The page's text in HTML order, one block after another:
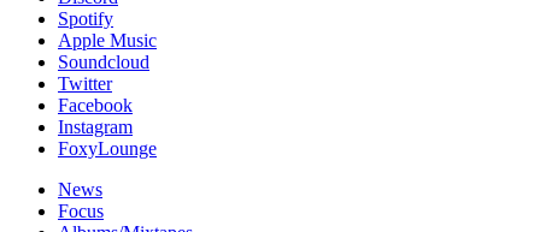
Spotify
Apple Music
Soundcloud
Twitter
Facebook
Instagram
FoxyLounge
News
Focus